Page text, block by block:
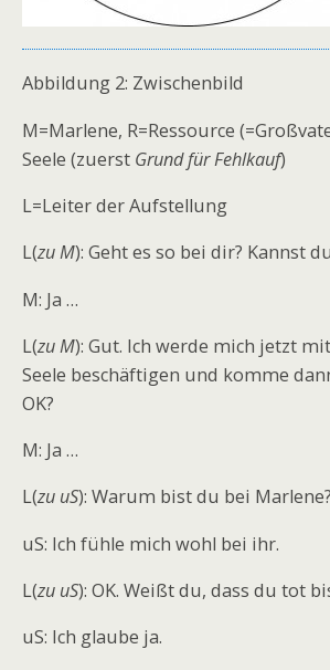
Abbildung 2: Zwischenbild
M=Marlene, R=Ressource
Seele (zuerst Grund für Fehlkauf)
L=Leiter der Aufstellung
L(zu M): Geht es so bei dir? Kannst
M: Ja …
L(zu M): Gut. Ich werde mich jetzt
Seele beschäftigen und komme
OK?
M: Ja …
L(zu uS): Warum bist du bei Marlene?
uS: Ich fühle mich wohl bei ihr.
L(zu uS): OK. Weißt du, dass du tot
uS: Ich glaube ja.